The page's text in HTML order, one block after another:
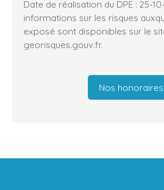
Date de réalisation du DPE : 25-
informations sur les risques
exposé sont disponibles sur le
georisques.gouv.fr.
Nos honoraires